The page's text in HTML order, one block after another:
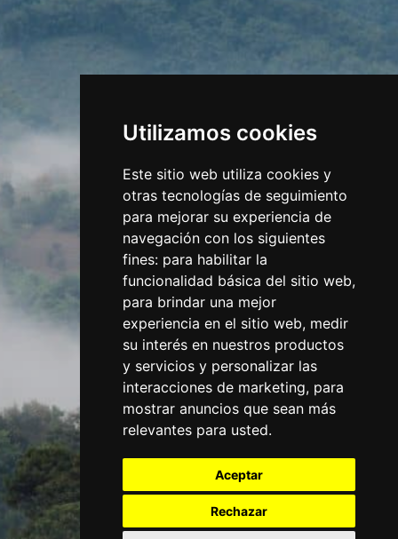
Utilizamos cookies
Este sitio web utiliza cookies y
otras tecnologías de seguimiento
para mejorar su experiencia de
navegación con los siguientes
fines: para habilitar la
funcionalidad básica del sitio web,
para brindar una mejor
experiencia en el sitio web, medir
su interés en nuestros productos
y servicios y personalizar las
interacciones de marketing, para
mostrar anuncios que sean más
relevantes para usted.
Aceptar
Rechazar